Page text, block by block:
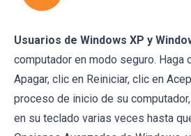
Usuarios de Windows XP y
computador en modo seguro. Haga
Apagar, clic en Reiniciar, clic en
proceso de inicio de su
en su teclado varias veces hasta